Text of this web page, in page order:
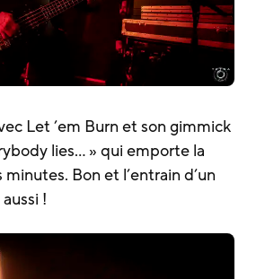
Let ’em Burn et son gimmick
lies… » qui emporte la
Bon et l’entrain d’un
!